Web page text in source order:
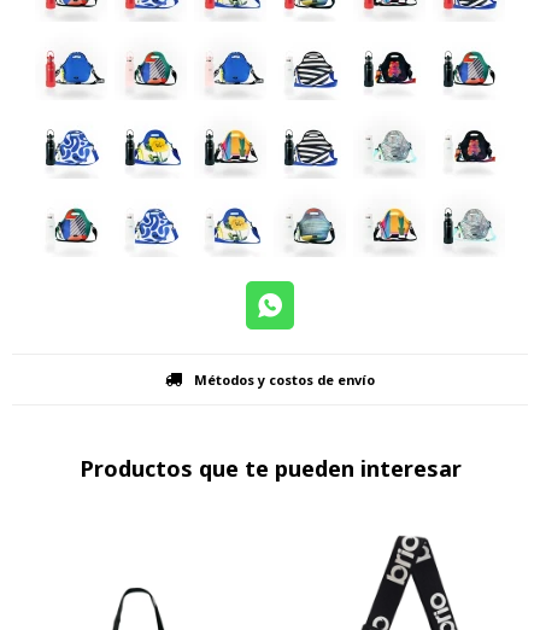
Métodos y costos de envío
Productos que te pueden interesar